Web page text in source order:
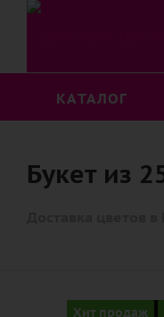
КАТАЛОГ
Букет из
Хит продаж